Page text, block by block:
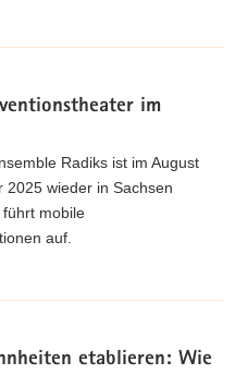
im
Radiks ist im August
2025 wieder in Sachsen
mobile
auf.
etablieren: Wie